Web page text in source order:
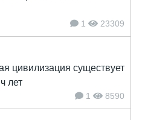
1 23309
цивилизация существует
лет
1 8590